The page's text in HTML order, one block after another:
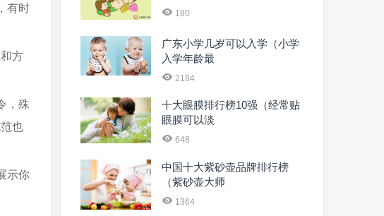
有时
方
，殊
也
示你
180
广东小学几岁可以入学（小学
入学年龄最
2184
十大眼膜排行榜10强（经常贴
眼膜可以淡
648
中国十大紫砂壶品牌排行榜
（紫砂壶大师
1364